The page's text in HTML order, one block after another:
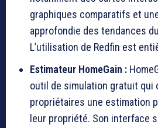
graphiques comparatifs et
approfondie des tendances
L’utilisation de Redfin est
Estimateur HomeGain :
outil de simulation gratuit qui
propriétaires une estimation
leur propriété. Son interface